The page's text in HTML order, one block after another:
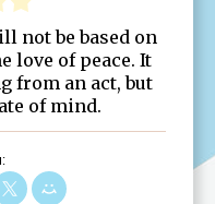
not be based on
love of peace. It
from an act, but
of mind.